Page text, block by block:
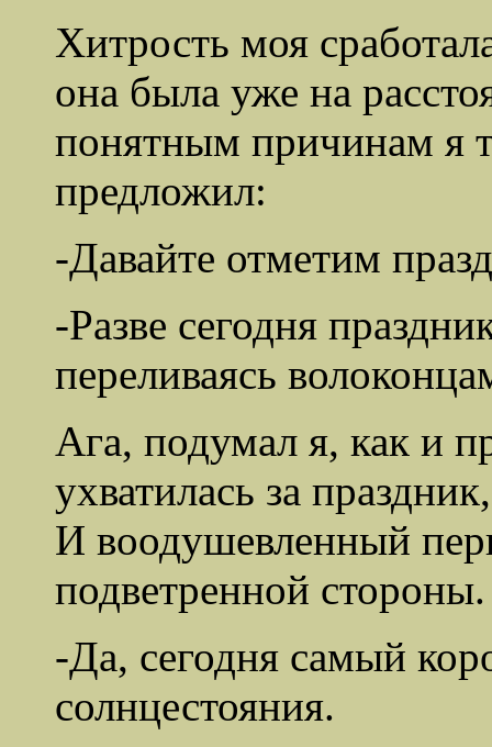
Хитрость моя
она была уже на
понятным причинам я
предложил:
-Давайте отметим
-Разве сегодня
переливаясь
Ага, подумал я, как и
ухватилась за
И воодушевленный
подветренной стороны.
-Да, сегодня самый
солнцестояния.